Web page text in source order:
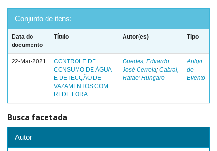
Conjunto de itens:
Data do
documento
Título Autor(es) Tipo
22-Mar-2021
CONTROLE DE
CONSUMO DE ÁGUA
E DETECÇÃO DE
VAZAMENTOS COM
REDE LORA
Guedes, Eduardo
José Cerreia; Cabral,
Rafael Hungaro
Artigo
de
Evento
Busca facetada
Autor